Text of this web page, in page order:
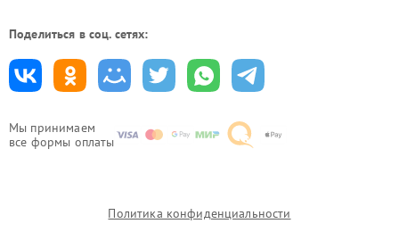
Мы принимаем
все формы оплаты
Поделиться в соц. сетях:
Политика конфиденциальности